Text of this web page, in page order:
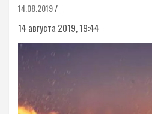
14.08.2019
14 августа 2019, 19:44